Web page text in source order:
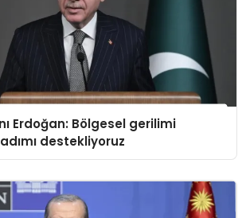
Erdoğan: Bölgesel gerilimi
destekliyoruz